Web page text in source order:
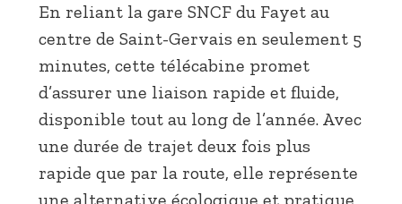
En reliant la gare SNCF du Fayet au
centre de Saint-Gervais en seulement 5
minutes, cette télécabine promet
d’assurer une liaison rapide et fluide,
disponible tout au long de l’année. Avec
une durée de trajet deux fois plus
rapide que par la route, elle représente
une alternative écologique et pratique